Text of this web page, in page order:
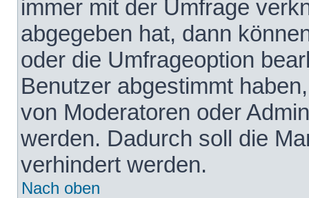
immer mit der Umfrage
abgegeben hat, dann
oder die Umfrageoption
Benutzer abgestimmt
von Moderatoren oder
werden. Dadurch soll die
verhindert werden.
Nach oben